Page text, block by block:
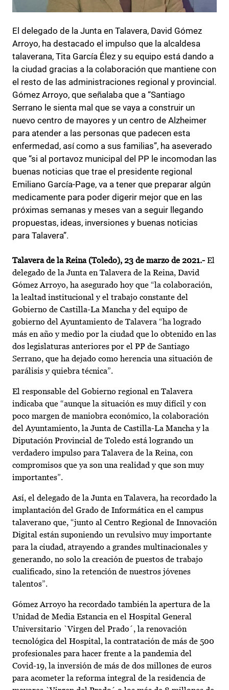
El delegado de la Junta en Talavera, David Gómez
Arroyo, ha destacado el impulso que la alcaldesa
talaverana, Tita García Élez y su equipo está dando a
la ciudad gracias a la colaboración que mantiene con
el resto de las administraciones regional y provincial.
Gómez Arroyo, que señalaba que a “Santiago
Serrano le sienta mal que se vaya a construir un
nuevo centro de mayores y un centro de Alzheimer
para atender a las personas que padecen esta
enfermedad, así como a sus familias”, ha aseverado
que “si al portavoz municipal del PP le incomodan las
buenas noticias que trae el presidente regional
Emiliano García-Page, va a tener que preparar algún
medicamente para poder digerir mejor que en las
próximas semanas y meses van a seguir llegando
propuestas, ideas, inversiones y buenas noticias
para Talavera”.
Talavera de la Reina (Toledo), 23 de marzo de 2021.- El
delegado de la Junta en Talavera de la Reina, David
Gómez Arroyo, ha asegurado hoy que “la colaboración,
la lealtad institucional y el trabajo constante del
Gobierno de Castilla-La Mancha y del equipo de
gobierno del Ayuntamiento de Talavera “ha logrado
más en año y medio por la ciudad que lo obtenido en las
dos legislaturas anteriores por el PP de Santiago
Serrano, que ha dejado como herencia una situación de
parálisis y quiebra técnica”.
El responsable del Gobierno regional en Talavera
indicaba que “aunque la situación es muy difícil y con
poco margen de maniobra económico, la colaboración
del Ayuntamiento, la Junta de Castilla-La Mancha y la
Diputación Provincial de Toledo está logrando un
verdadero impulso para Talavera de la Reina, con
compromisos que ya son una realidad y que son muy
importantes”.
Así, el delegado de la Junta en Talavera, ha recordado la
implantación del Grado de Informática en el campus
talaverano que, “junto al Centro Regional de Innovación
Digital están suponiendo un revulsivo muy importante
para la ciudad, atrayendo a grandes multinacionales y
generando, no solo la creación de puestos de trabajo
cualificado, sino la retención de nuestros jóvenes
talentos”.
Gómez Arroyo ha recordado también la apertura de la
Unidad de Media Estancia en el Hospital General
Universitario `Virgen del Prado´, la renovación
tecnológica del Hospital, la contratación de más de 500
profesionales para hacer frente a la pandemia del
Covid-19, la inversión de más de dos millones de euros
para acometer la reforma integral de la residencia de